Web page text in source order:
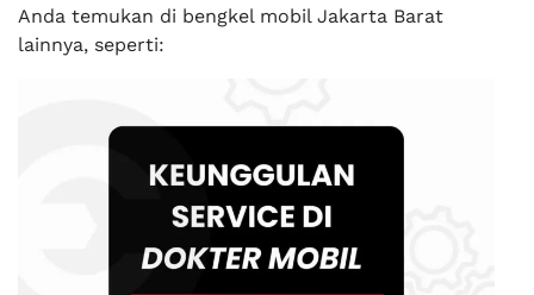
Anda temukan di bengkel mobil Jakarta Barat
lainnya, seperti: